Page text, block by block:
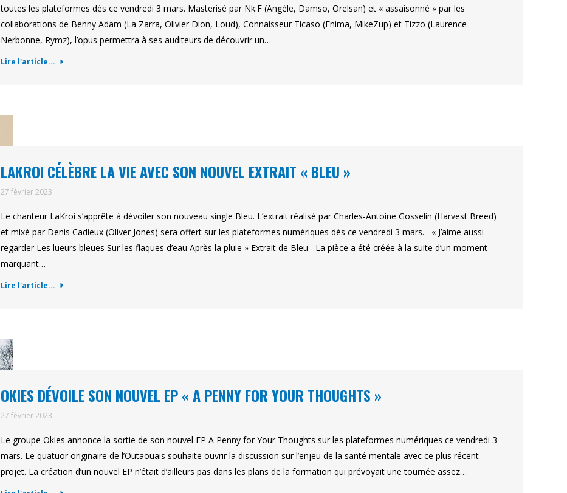
toutes les plateformes dès ce vendredi 3 mars. Masterisé par Nk.F (Angèle, Damso, Orelsan) et « assaisonné » par les
collaborations de Benny Adam (La Zarra, Olivier Dion, Loud), Connaisseur Ticaso (Enima, MikeZup) et Tizzo (Laurence
Nerbonne, Rymz), l’opus permettra à ses auditeurs de découvrir un…
Lire l'article...
LAKROI CÉLÈBRE LA VIE AVEC SON NOUVEL EXTRAIT « BLEU »
27 février 2023
Le chanteur LaKroi s’apprête à dévoiler son nouveau single Bleu. L’extrait réalisé par Charles-Antoine Gosselin (Harvest Breed)
et mixé par Denis Cadieux (Oliver Jones) sera offert sur les plateformes numériques dès ce vendredi 3 mars. « J’aime aussi
regarder Les lueurs bleues Sur les flaques d’eau Après la pluie » Extrait de Bleu La pièce a été créée à la suite d’un moment
marquant…
Lire l'article...
OKIES DÉVOILE SON NOUVEL EP « A PENNY FOR YOUR THOUGHTS »
27 février 2023
Le groupe Okies annonce la sortie de son nouvel EP A Penny for Your Thoughts sur les plateformes numériques ce vendredi 3
mars. Le quatuor originaire de l’Outaouais souhaite ouvrir la discussion sur l’enjeu de la santé mentale avec ce plus récent
projet. La création d’un nouvel EP n’était d’ailleurs pas dans les plans de la formation qui prévoyait une tournée assez…